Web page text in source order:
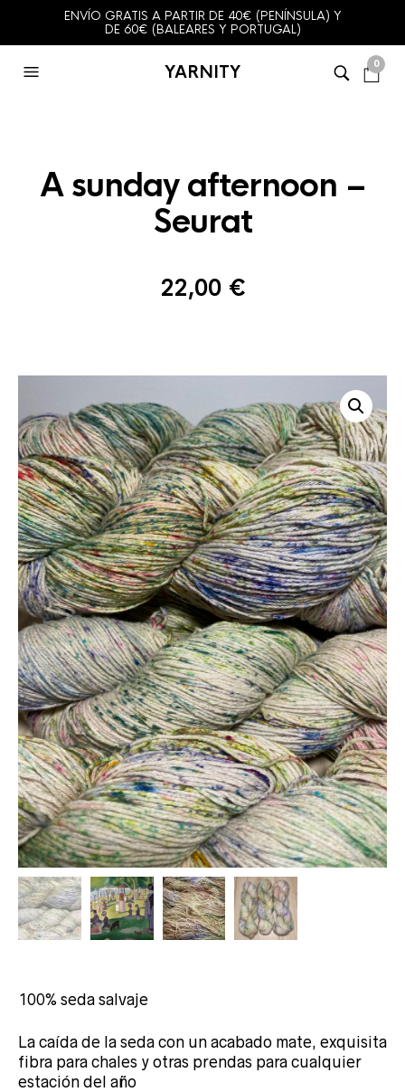
ENVÍO GRATIS A PARTIR DE 40€ (PENÍNSULA) Y
DE 60€ (BALEARES Y PORTUGAL)
YARNITY 0
A sunday afternoon –
Seurat
22,00 €
100% seda salvaje
La caída de la seda con un acabado mate, exquisita
fibra para chales y otras prendas para cualquier
estación del año